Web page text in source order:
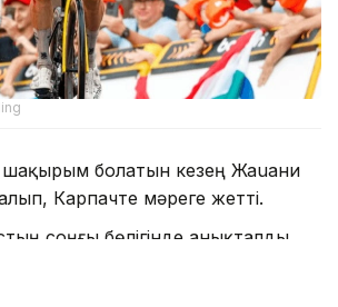
болатын кезең Жаuани
Карпачте мәреге жетті.
соңғы бөлігінде анықталды.